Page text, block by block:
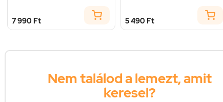
7 990 Ft 5 490 Ft
Nem találod a lemezt, amit
keresel?